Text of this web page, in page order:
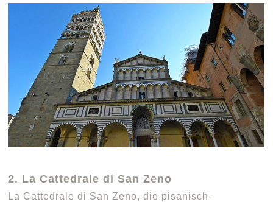
2. La Cattedrale di San Zeno
La Cattedrale di San Zeno, die pisanisch-